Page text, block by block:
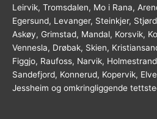
Leirvik, Tromsdalen, Mo i Rana,
Egersund, Levanger, Steinkjer,
Askøy, Grimstad, Mandal, Korsvik,
Vennesla, Drøbak, Skien,
Figgjo, Raufoss, Narvik,
Sandefjord, Konnerud, Kopervik,
Jessheim og omkringliggende